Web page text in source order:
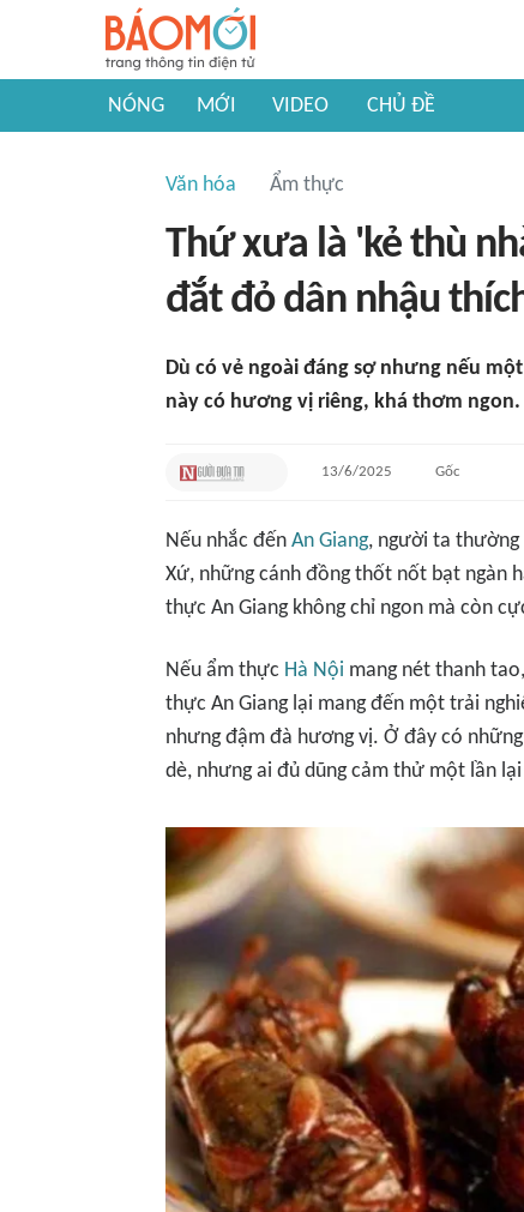
NÓNG MỚI VIDEO CHỦ ĐỀ
Văn hóa Ẩm thực
Thứ xưa là 'kẻ thù
đắt đỏ dân nhậu
Dù có vẻ ngoài đáng sợ nhưng nếu
này có hương vị riêng, khá thơm ngon.
13/6/2025 Gốc
Nếu nhắc đến An Giang, người ta thường
Xứ, những cánh đồng thốt nốt bạt ngàn
thực An Giang không chỉ ngon mà còn
Nếu ẩm thực Hà Nội mang nét thanh
thực An Giang lại mang đến một trải
nhưng đậm đà hương vị. Ở đây có
dè, nhưng ai đủ dũng cảm thử một lần